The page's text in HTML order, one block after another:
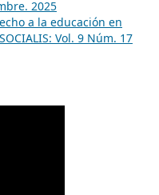
2025
a la educación en
Vol. 9 Núm. 17